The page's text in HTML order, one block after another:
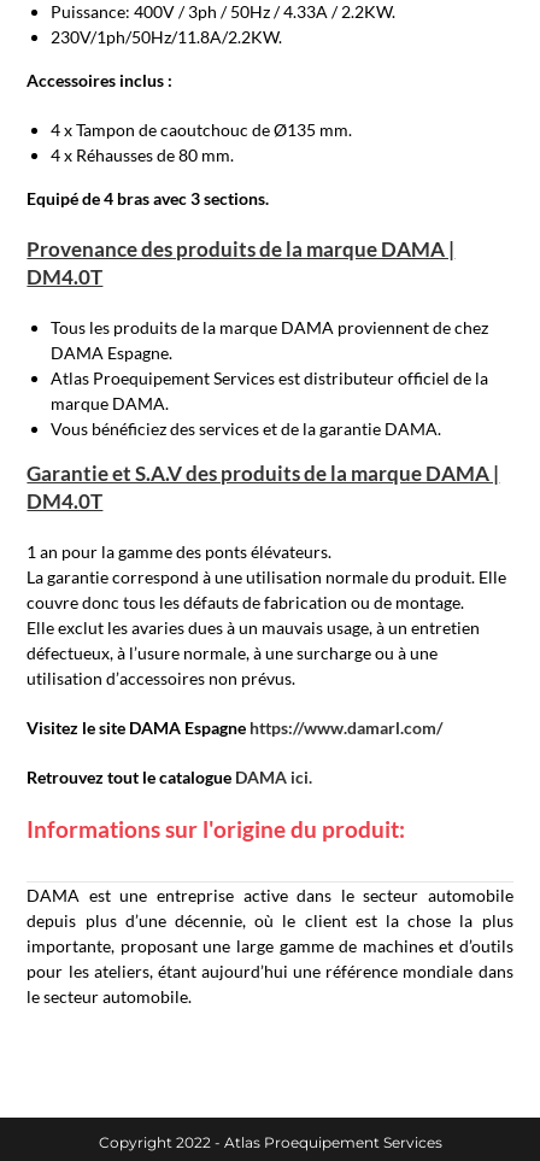
Puissance: 400V / 3ph / 50Hz / 4.33A / 2.2KW.
230V/1ph/50Hz/11.8A/2.2KW.
Accessoires inclus :
4 x Tampon de caoutchouc de Ø135 mm.
4 x Réhausses de 80 mm.
Equipé de 4 bras avec 3 sections.
Provenance des produits de la marque DAMA |
DM4.0T
Tous les produits de la marque DAMA proviennent de chez
DAMA Espagne.
Atlas Proequipement Services est distributeur officiel de la
marque DAMA.
Vous bénéficiez des services et de la garantie DAMA.
Garantie et S.A.V des produits de la marque DAMA |
DM4.0T
1 an pour la gamme des ponts élévateurs.
La garantie correspond à une utilisation normale du produit. Elle
couvre donc tous les défauts de fabrication ou de montage.
Elle exclut les avaries dues à un mauvais usage, à un entretien
défectueux, à l’usure normale, à une surcharge ou à une
utilisation d’accessoires non prévus.
Visitez le site DAMA Espagne https://www.damarl.com/
Retrouvez tout le catalogue DAMA ici.
Informations sur l'origine du produit:
DAMA est une entreprise active dans le secteur automobile
depuis plus d’une décennie, où le client est la chose la plus
importante, proposant une large gamme de machines et d’outils
pour les ateliers, étant aujourd’hui une référence mondiale dans
le secteur automobile.
Copyright 2022 - Atlas Proequipement Services